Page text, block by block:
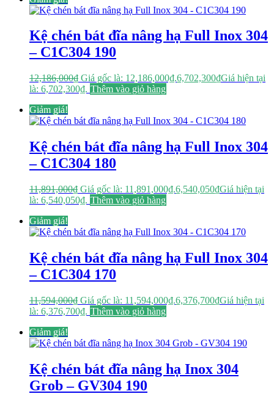
Kệ chén bát đĩa nâng hạ Full Inox 304
– C1C304 190
12,186,000₫ Giá gốc là: 12,186,000₫.6,702,300₫Giá hiện tại
là: 6,702,300₫. Thêm vào giỏ hàng
Giảm giá!
Kệ chén bát đĩa nâng hạ Full Inox 304
– C1C304 180
11,891,000₫ Giá gốc là: 11,891,000₫.6,540,050₫Giá hiện tại
là: 6,540,050₫. Thêm vào giỏ hàng
Giảm giá!
Kệ chén bát đĩa nâng hạ Full Inox 304
– C1C304 170
11,594,000₫ Giá gốc là: 11,594,000₫.6,376,700₫Giá hiện tại
là: 6,376,700₫. Thêm vào giỏ hàng
Giảm giá!
Kệ chén bát đĩa nâng hạ Inox 304
Grob – GV304 190